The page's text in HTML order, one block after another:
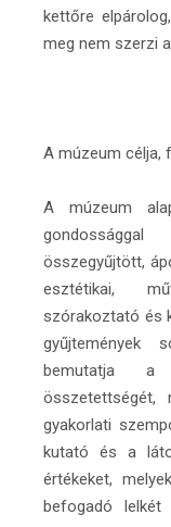
kettőre
meg nem szerzi
A múzeum célja,
A múzeum
összegyűjtött,
esztétikai,
szórakoztató és
gyűjtemények
bemutatja a
összetettségét,
gyakorlati
kutató és a
értékeket,
befogadó lelkét